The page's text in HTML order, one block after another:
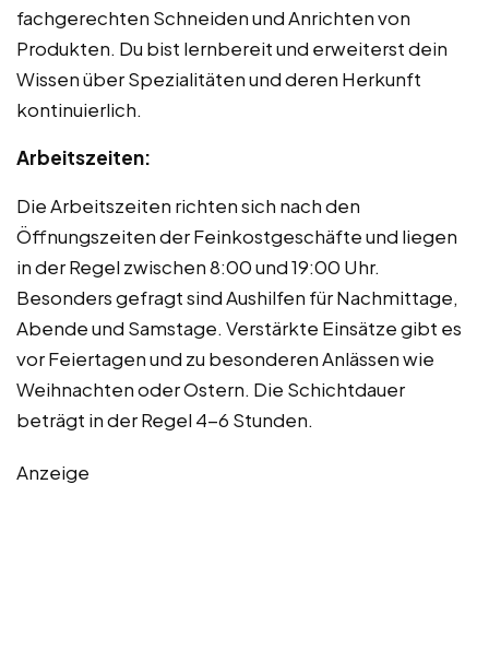
fachgerechten Schneiden und Anrichten von
Produkten. Du bist lernbereit und erweiterst dein
Wissen über Spezialitäten und deren Herkunft
kontinuierlich.
Arbeitszeiten:
Die Arbeitszeiten richten sich nach den
Öffnungszeiten der Feinkostgeschäfte und liegen
in der Regel zwischen 8:00 und 19:00 Uhr.
Besonders gefragt sind Aushilfen für Nachmittage,
Abende und Samstage. Verstärkte Einsätze gibt es
vor Feiertagen und zu besonderen Anlässen wie
Weihnachten oder Ostern. Die Schichtdauer
beträgt in der Regel 4-6 Stunden.
Anzeige